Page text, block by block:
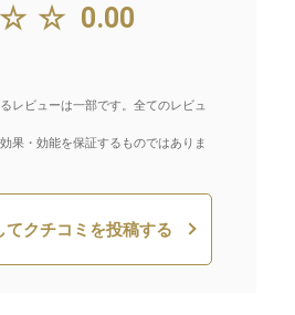
0.00
レビューは一部です。全てのレビュ
果・効能を保証するものではありま
てクチコミを投稿する